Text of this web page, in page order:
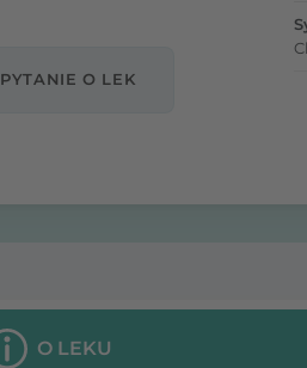
PYTANIE O LEK
O LEKU